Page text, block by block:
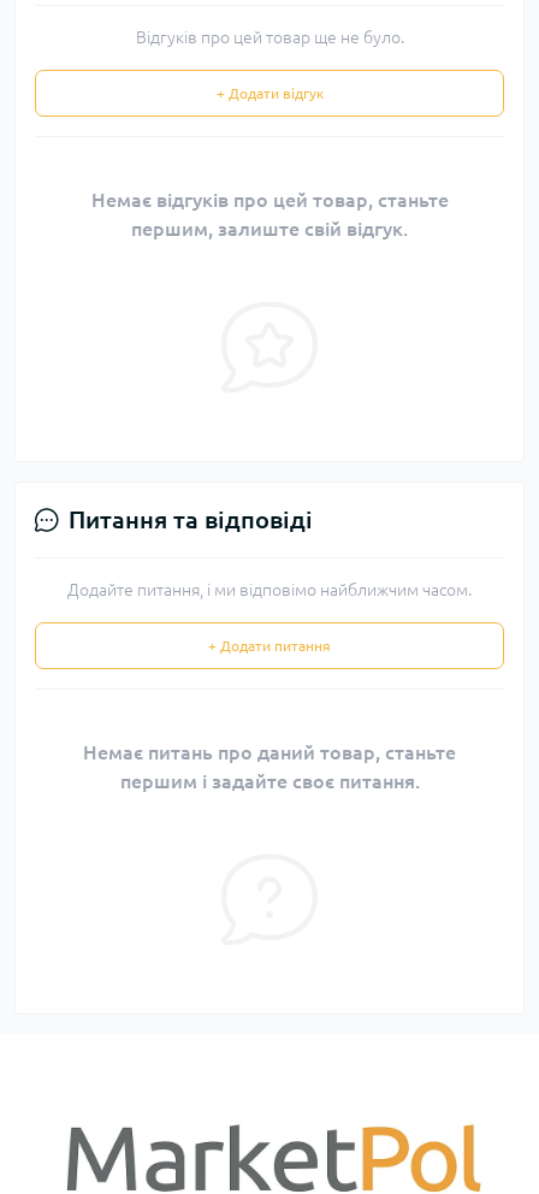
Відгуків про цей товар ще не було.
+ Додати відгук
Немає відгуків про цей товар, станьте
першим, залиште свій відгук.
Питання та відповіді
Додайте питання, і ми відповімо найближчим часом.
+ Додати питання
Немає питань про даний товар, станьте
першим і задайте своє питання.